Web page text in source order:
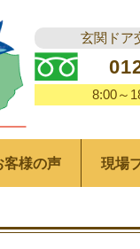
玄関ドア
8:00～
客様の声 現場